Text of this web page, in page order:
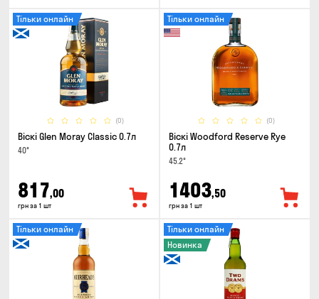
(0)
Тільки онлайн
Віскі Glen Moray Classic 0.7л
40°
817,00
грн за 1 шт
(0)
Тільки онлайн
Віскі Woodford Reserve Rye
0.7л
45.2°
1403,50
грн за 1 шт
Тільки онлайн
Тільки онлайн
Новинка